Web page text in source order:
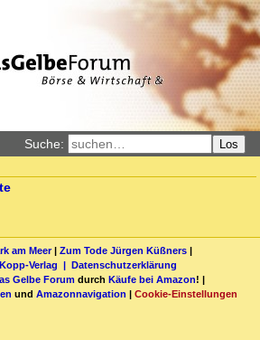
Suche: Los
am Meer| Zum Tode Jürgen Küßners |
Verlag | Datenschutzerklärung
Gelbe Forum durch Käufe bei Amazon! |
und Amazonnavigation | Cookie-Einstellungen